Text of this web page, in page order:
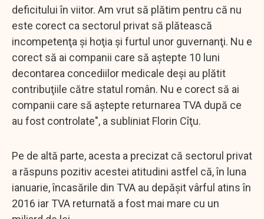
deficitului în viitor. Am vrut să plătim pentru că nu
este corect ca sectorul privat să plătească
incompetenţa şi hoţia şi furtul unor guvernanţi. Nu e
corect să ai companii care să aştepte 10 luni
decontarea concediilor medicale deşi au plătit
contribuţiile către statul român. Nu e corect să ai
companii care să aştepte returnarea TVA după ce
au fost controlate", a subliniat Florin Cîţu.
Pe de altă parte, acesta a precizat că sectorul privat
a răspuns pozitiv acestei atitudini astfel că, în luna
ianuarie, încasările din TVA au depăşit vârful atins în
2016 iar TVA returnată a fost mai mare cu un